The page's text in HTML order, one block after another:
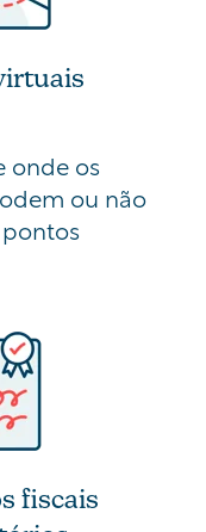
onde os
ou não
fiscais